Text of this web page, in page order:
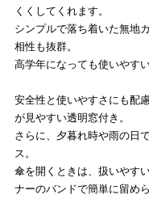
くくしてくれます。
シンプルで落ち着いた無地
相性も抜群。
高学年になっても使いやす
安全性と使いやすさにも配
が見やすい透明窓付き。
さらに、夕暮れ時や雨の日
ス。
傘を開くときは、扱いやす
ナーのバンドで簡単に留めら